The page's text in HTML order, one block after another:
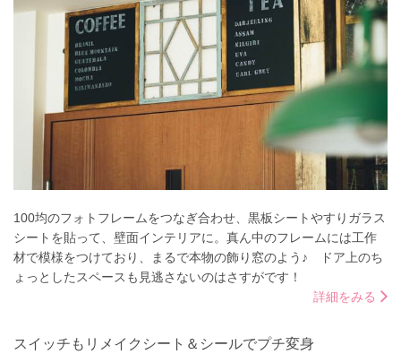
100均のフォトフレームをつなぎ合わせ、黒板シートやすりガラス
シートを貼って、壁面インテリアに。真ん中のフレームには工作
材で模様をつけており、まるで本物の飾り窓のよう♪ ドア上のち
ょっとしたスペースも見逃さないのはさすがです！
詳細をみる
スイッチもリメイクシート＆シールでプチ変身